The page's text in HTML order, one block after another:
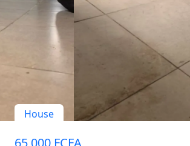
House
65 000 FCFA